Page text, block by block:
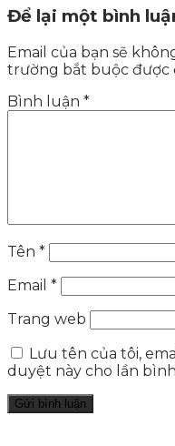
Để lại một bình
Email của bạn sẽ
trường bắt buộc được
Bình luận *
Tên *
Email *
Trang web
Lưu tên của tôi,
duyệt này cho lần